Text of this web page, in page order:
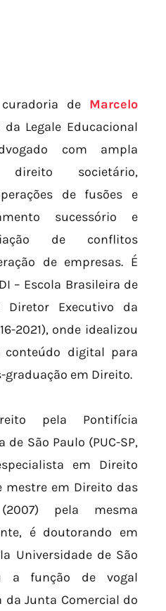
de Marcelo
da Legale Educacional
com ampla
societário,
de fusões e
sucessório e
de conflitos
de empresas. É
– Escola Brasileira de
Executivo da
2021), onde idealizou
digital para
graduação em Direito.
pela Pontifícia
São Paulo (PUC-SP,
em Direito
mestre em Direito das
pela mesma
é doutorando em
Universidade de São
a função de vogal
da Junta Comercial do